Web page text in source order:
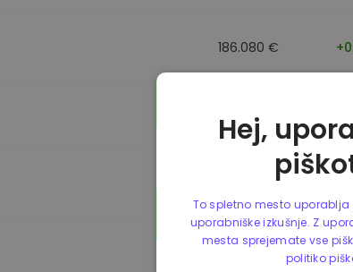
186.080 €
0.867692 €
0.085773000 €
0.867648 €
Hej,
To spletno mesto uporablja
uporabniške izkušnje. Z
mesta sprejemate vse
politiko